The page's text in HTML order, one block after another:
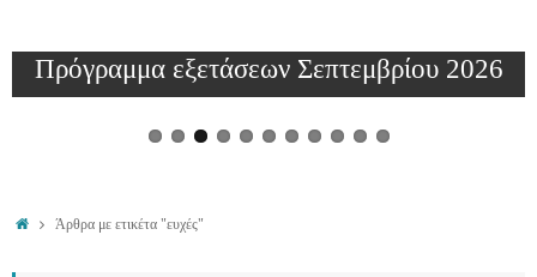
Πρόγραμμα εξετάσεων Σεπτεμβρίου 2026
Άρθρα με ετικέτα "ευχές"